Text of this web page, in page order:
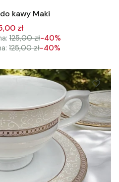
kawy Maki
zł
125,00 zł-40%
125,00 zł-40%